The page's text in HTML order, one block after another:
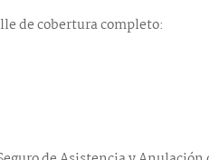
de cobertura completo: